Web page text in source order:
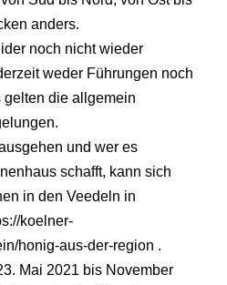
anders.
noch nicht wieder
weder Führungen noch
gelten die allgemein
und wer es
schafft, kann sich
in den Veedeln in
koelner-
honig-aus-der-region .
Mai 2021 bis November